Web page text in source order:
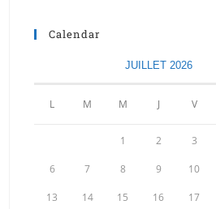
Calendar
JUILLET 2026
L M M J V
1 2 3
6 7 8 9 10
13 14 15 16 17